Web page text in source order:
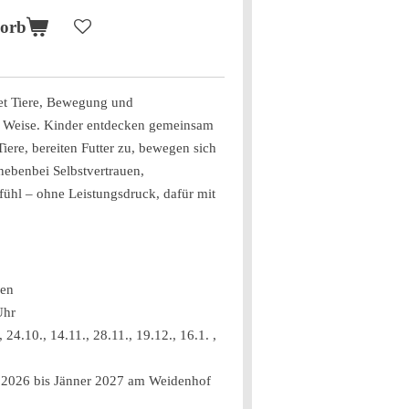
Tiere, Bewegung und
Kinder entdecken gemeinsam
bereiten Futter zu, bewegen sich
Selbstvertrauen,
– ohne Leistungsdruck, dafür mit
14.11., 28.11., 19.12., 16.1. ,
bis Jänner 2027 am Weidenhof